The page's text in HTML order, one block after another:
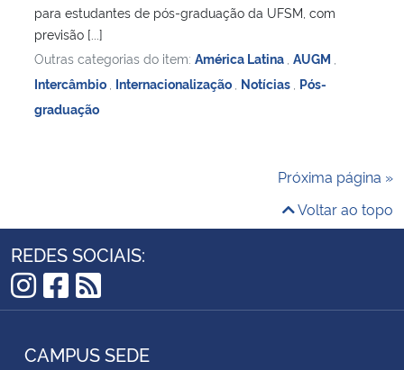
para estudantes de pós-graduação da UFSM, com
previsão [...]
Outras categorias do item: América Latina AUGM
Intercâmbio Internacionalização Notícias Pós-
graduação
Próxima página »
Voltar ao topo
REDES SOCIAIS:
Instagram
Facebook
RSS
CAMPUS SEDE